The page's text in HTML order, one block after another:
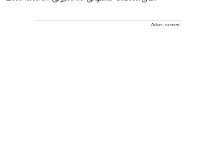
Advertisement